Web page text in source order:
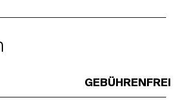
GEBÜHRENFREI